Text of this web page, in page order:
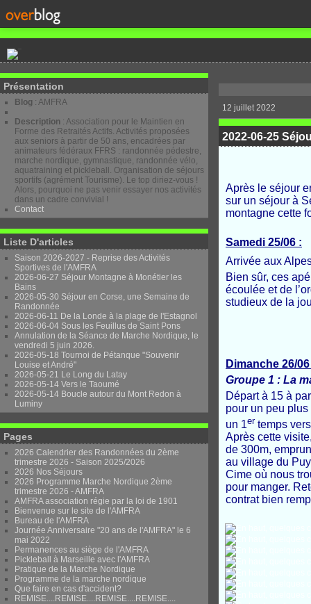
Présentation
Blog : AMFRA
Description : Association pour le Maintien en
Forme des Retraités Actifs. Activités proposées
aux seniors à partir de 50 ans, encadrées par
animateurs fédéraux FFRS : randonnée pédestre,
marche nordique, gymnastique, randonnée vélo,
aquatraining et pickleball. Organisation de séjours
sportifs (agrément Tourisme). Le top diriez-vous !
Alors, pourquoi ne pas venir essayer nos activités
dans un cadre convivial !
Contact
Liste D'articles
Saison 2026-2027 - Reprise des Activités
Sportives de l'AMFRA
2026-06-27 Séjour Montagne à Monétier les
Bains
2026-05-30 Séjour en Corse, une Semaine de
Randonnée
2026-06-11 De la Londe à la plage de l'Estagnol
2026-06-04 Sous les Feuillus de Saint Pons
Annulation de la Séance de Marche Nordique, le
vendredi 5 juin 2026.
2026-05-18 Tournoi de Pétanque "Souvenir
Louise et André"
2026-05-21 Le Long du Latay
2026-05-14 Vers le Taoumé
2026-05-14 Boucle autour du Mont Redon à
Luminy
Pages
2026 Calendrier des Randonnées du 2ème
trimestre 2026 - Saison 2025/2026
2026 Nos Séjours
2026 Programme Marche Nordique 2ème
trimestre 2026 - AMFRA
AMFRA association régie par la loi de 1901
Bienvenue sur le site de l'AMFRA
Bureau de l'AMFRA
Journée Anniversaire "20 ans de l'AMFRA" le 6
mai 2022
Permanences au siège de l'AMFRA
Pickleball à Marseille avec l'AMFRA
Pratique de la Marche Nordique
Programme de la marche nordique
Que faire en cas d'accident?
REMISE....REMISE....REMISE....REMISE....
12 juillet 2022
2022-06-25
Après le séjour
sur un séjour à
montagne cette
Samedi 25/06 :
Arrivée aux
Bien sûr, ces
écoulée et de
studieux de la
Dimanche 26/
Groupe 1 : La
Départ à 15 à
pour un peu
un 1er temps
Après cette
de 300m,
au village du
Cime où nous
pour manger.
contrat bien